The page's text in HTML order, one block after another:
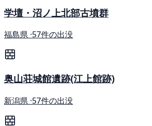
学壇・沼ノ上北部古墳群
福島県 ·57件の出没
奥山荘城館遺跡(江上館跡)
新潟県 ·57件の出没